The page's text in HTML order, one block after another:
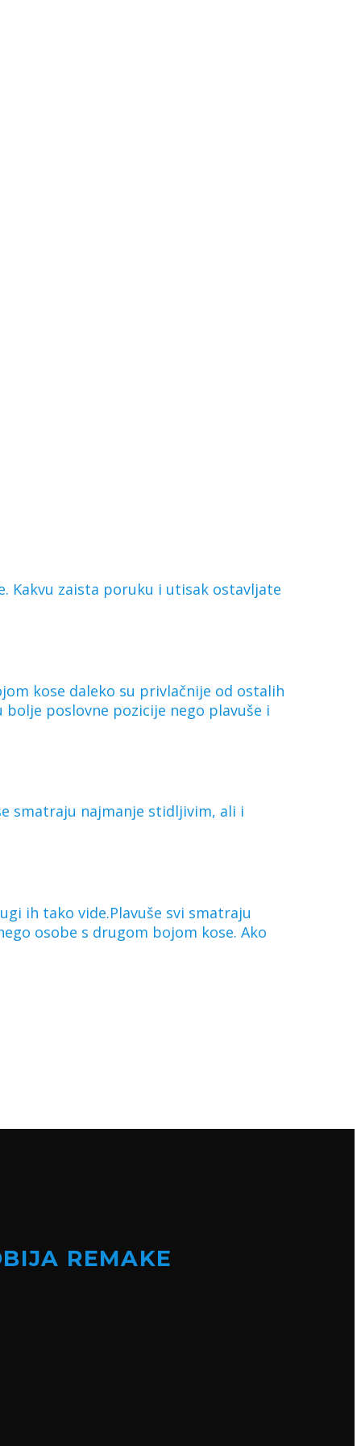
Kakvu zaista poruku i utisak ostavljate
kose daleko su privlačnije od ostalih
poslovne pozicije nego plavuše i
smatraju najmanje stidljivim, ali i
ih tako vide.Plavuše svi smatraju
osobe s drugom bojom kose. Ako
REMAKE